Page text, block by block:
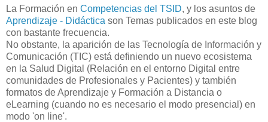
La Formación en Competencias del TSID, y los asuntos de
Aprendizaje - Didáctica son Temas publicados en este blog
con bastante frecuencia.
No obstante, la aparición de las Tecnología de Información y
Comunicación (TIC) está definiendo un nuevo ecosistema
en la Salud Digital (Relación en el entorno Digital entre
comunidades de Profesionales y Pacientes) y también
formatos de Aprendizaje y Formación a Distancia o
eLearning (cuando no es necesario el modo presencial) en
modo 'on line'.